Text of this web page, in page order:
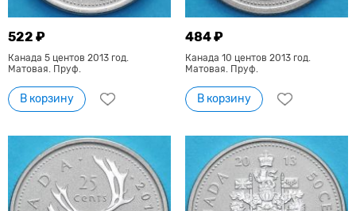
522 ₽
Канада 5 центов 2013 год.
Матовая. Пруф.
В корзину
484 ₽
Канада 10 центов 2013 год.
Матовая. Пруф.
В корзину